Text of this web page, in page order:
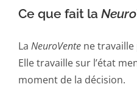
Ce que fait la
La NeuroVente ne
Elle travaille sur l’état
moment de la décision.